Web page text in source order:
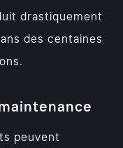
drastiquement
des centaines
peuvent